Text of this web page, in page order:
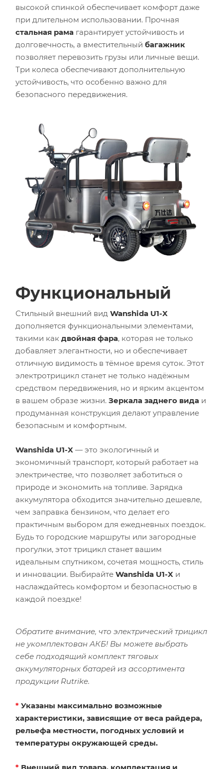
высокой спинкой обеспечивает комфорт даже
при длительном использовании. Прочная
стальная рама гарантирует устойчивость и
долговечность, а вместительный багажник
позволяет перевозить грузы или личные вещи.
Три колеса обеспечивают дополнительную
устойчивость, что особенно важно для
безопасного передвижения.
Функциональный
Стильный внешний вид Wanshida U1-X
дополняется функциональными элементами,
такими как двойная фара, которая не только
добавляет элегантности, но и обеспечивает
отличную видимость в тёмное время суток. Этот
электротрицикл станет не только надёжным
средством передвижения, но и ярким акцентом
в вашем образе жизни. Зеркала заднего вида и
продуманная конструкция делают управление
безопасным и комфортным.
Wanshida U1-X — это экологичный и
экономичный транспорт, который работает на
электричестве, что позволяет заботиться о
природе и экономить на топливе. Зарядка
аккумулятора обходится значительно дешевле,
чем заправка бензином, что делает его
практичным выбором для ежедневных поездок.
Будь то городские маршруты или загородные
прогулки, этот трицикл станет вашим
идеальным спутником, сочетая мощность, стиль
и инновации. Выбирайте Wanshida U1-X и
наслаждайтесь комфортом и безопасностью в
каждой поездке!
Обратите внимание, что электрический трицикл
не укомплектован АКБ! Вы можете выбрать
себе подходящий комплект тяговых
аккумуляторных батарей из ассортимента
продукции Rutrike.
* Указаны максимально возможные
характеристики, зависящие от веса райдера,
рельефа местности, погодных условий и
температуры окружающей среды.